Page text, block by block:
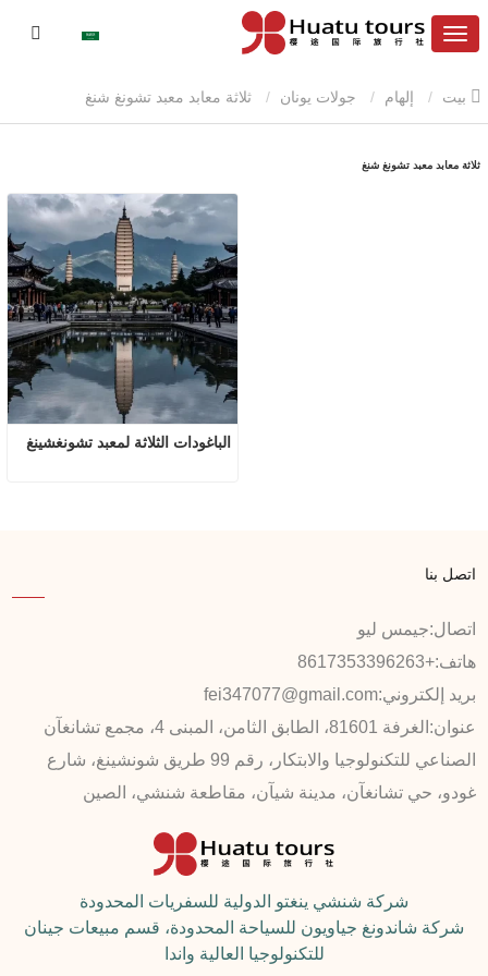
إلهام جولات يونان
ثلاثة معابد معبد تشونغ شنغ
الباغودات الثلاثة لمعبد تشونغشينغ
اتصل بنا
اتصال:جيمس ليو
هاتف:+8617353396263
بريد إلكتروني:fei347077@gmail.com
عنوان:
الغرفة 81601، الطابق الثامن، المبنى 4، مجمع تشانغآن
الصناعي للتكنولوجيا والابتكار، رقم 99 طريق شونشينغ، شارع
غودو، حي تشانغآن، مدينة شيآن، مقاطعة شنشي، الصين
شركة شنشي ينغتو الدولية للسفريات المحدودة
شركة شاندونغ جياويون للسياحة المحدودة، قسم مبيعات جينان
للتكنولوجيا العالية واندا